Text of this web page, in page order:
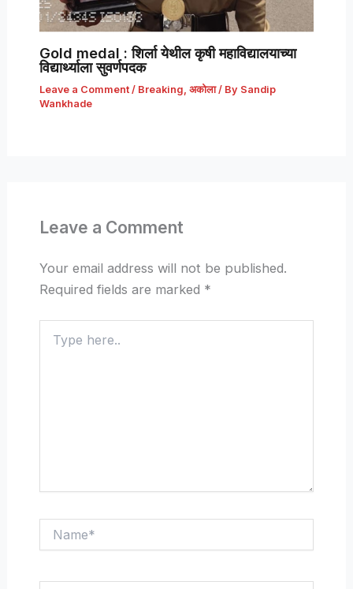
Gold medal : शिर्ला येथील कृषी महाविद्यालयाच्या
विद्यार्थ्याला सुवर्णपदक
Leave a Comment / Breaking अकोला/ By Sandip
Wankhade
Leave a Comment
Your email address will not be published.
Required fields are marked *
here..